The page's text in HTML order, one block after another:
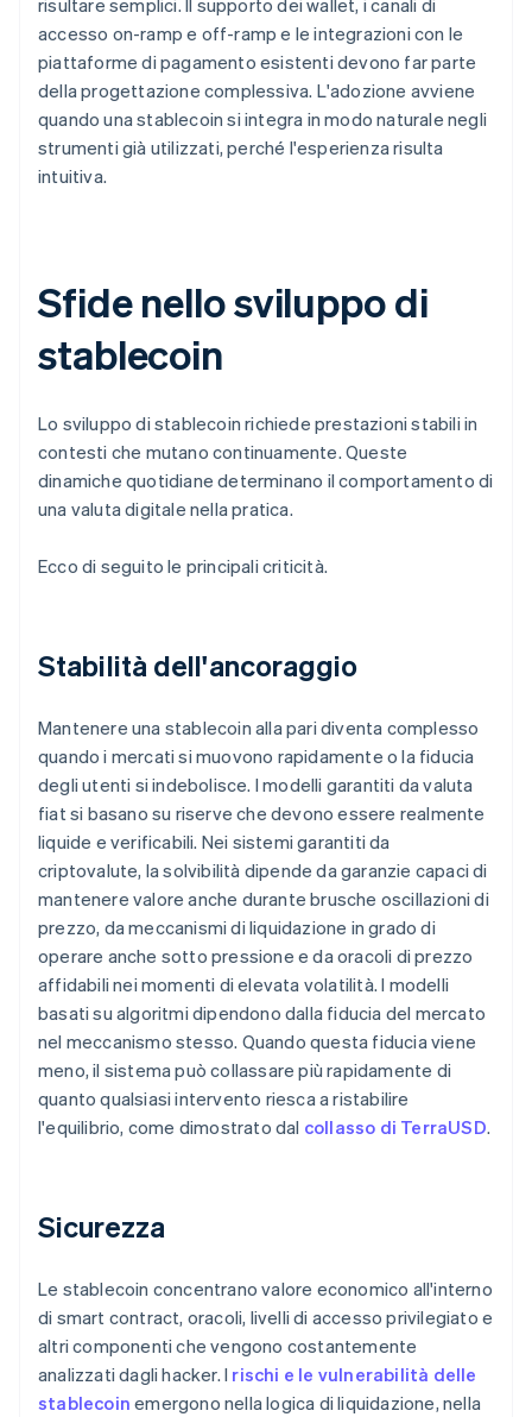
risultare semplici. Il supporto dei wallet, i canali di
accesso on-ramp e off-ramp e le integrazioni con le
piattaforme di pagamento esistenti devono far parte
della progettazione complessiva. L'adozione avviene
quando una stablecoin si integra in modo naturale negli
strumenti già utilizzati, perché l'esperienza risulta
intuitiva.
Sfide nello sviluppo di
stablecoin
Lo sviluppo di stablecoin richiede prestazioni stabili in
contesti che mutano continuamente. Queste
dinamiche quotidiane determinano il comportamento di
una valuta digitale nella pratica.
Ecco di seguito le principali criticità.
Stabilità dell'ancoraggio
Mantenere una stablecoin alla pari diventa complesso
quando i mercati si muovono rapidamente o la fiducia
degli utenti si indebolisce. I modelli garantiti da valuta
fiat si basano su riserve che devono essere realmente
liquide e verificabili. Nei sistemi garantiti da
criptovalute, la solvibilità dipende da garanzie capaci di
mantenere valore anche durante brusche oscillazioni di
prezzo, da meccanismi di liquidazione in grado di
operare anche sotto pressione e da oracoli di prezzo
affidabili nei momenti di elevata volatilità. I modelli
basati su algoritmi dipendono dalla fiducia del mercato
nel meccanismo stesso. Quando questa fiducia viene
meno, il sistema può collassare più rapidamente di
quanto qualsiasi intervento riesca a ristabilire
l'equilibrio, come dimostrato dal collasso di TerraUSD.
Sicurezza
Le stablecoin concentrano valore economico all'interno
di smart contract, oracoli, livelli di accesso privilegiato e
altri componenti che vengono costantemente
analizzati dagli hacker. I rischi e le vulnerabilità delle
stablecoin emergono nella logica di liquidazione, nella